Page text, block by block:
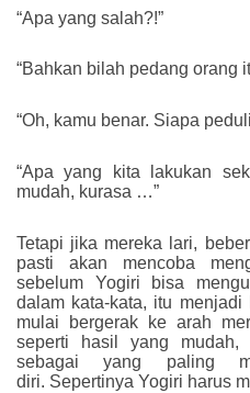
“Apa yang salah?!”
“Bahkan bilah pedang orang
“Oh, kamu benar. Siapa
“Apa yang kita lakukan
mudah, kurasa …”
Tetapi jika mereka lari,
pasti akan mencoba
sebelum Yogiri bisa
dalam kata-kata, itu menjadi
mulai bergerak ke arah
seperti hasil yang
sebagai yang paling
diri. Sepertinya Yogiri harus